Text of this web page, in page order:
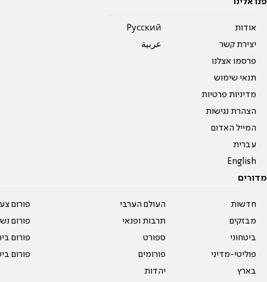
פנו אלינו
אודות
יצירת קשר
פרסמו אצלנו
תנאי שימוש
מדיניות פרטיות
הצהרת נגישות
המייל האדום
עברית
English
Pусский
عربية
מדורים
חדשות
מבזקים
ביטחוני
פוליטי-מדיני
בארץ
העולם הערבי
תרבות ופנאי
ספורט
פורומים
יהדות
פורום
פורום
פורום
פורום